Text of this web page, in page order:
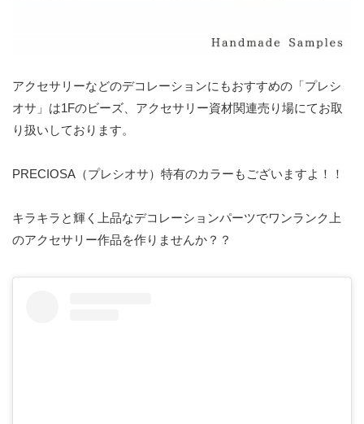
アクセサリーなどのデコレーションにもおすすめの「プレシ
オサ」は1Fのビーズ、アクセサリー資材関連売り場にてお取
り扱いしております。
PRECIOSA（プレシオサ）特有のカラーもございますよ！！
キラキラと輝く上品なデコレーションパーツでワンランク上
のアクセサリー作品を作りませんか？？